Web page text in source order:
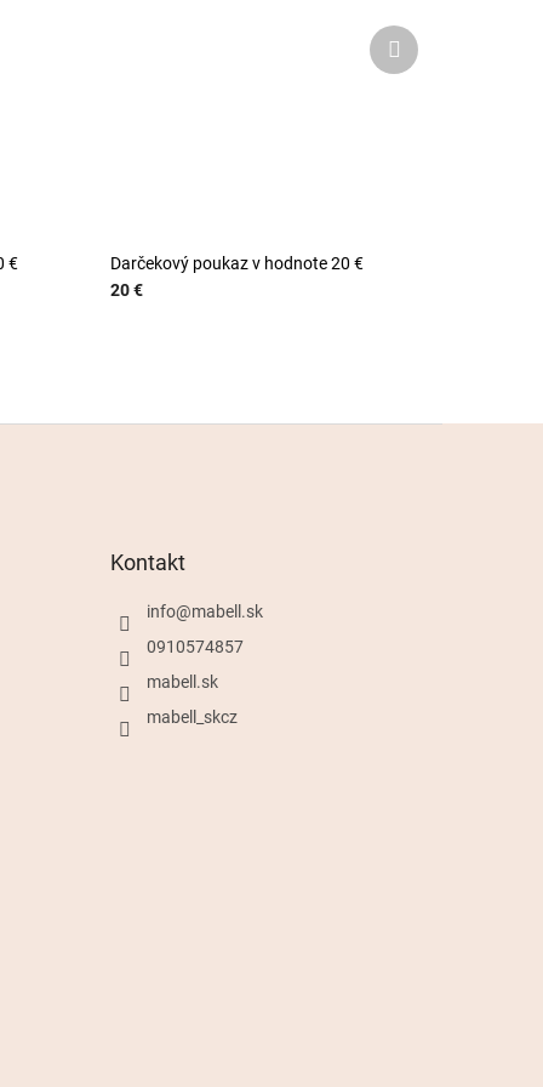
€
Darčekový poukaz v hodnote 20 €
20 €
Ďalší
produkt
Kontakt
info@mabell.sk
0910574857
mabell.sk
mabell_skcz